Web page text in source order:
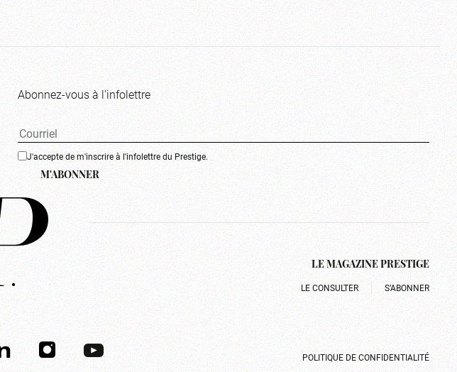
Abonnez-vous à l'infolettre
J'accepte de m'inscrire à l'infolettre du Prestige.
M'ABONNER
LE MAGAZINE PRESTIGE
LE CONSULTER S’ABONNER
POLITIQUE DE CONFIDENTIALITÉ